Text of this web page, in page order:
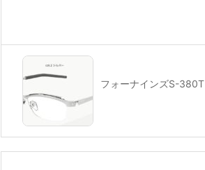
フォーナインズS-380T